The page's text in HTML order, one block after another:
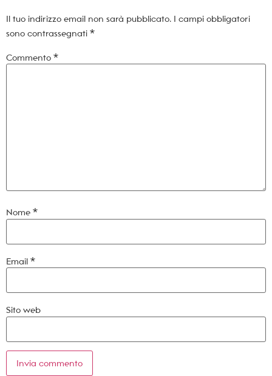
Il tuo indirizzo email non sarà pubblicato. I campi obbligatori
sono contrassegnati *
Commento *
Nome *
Email *
Sito web